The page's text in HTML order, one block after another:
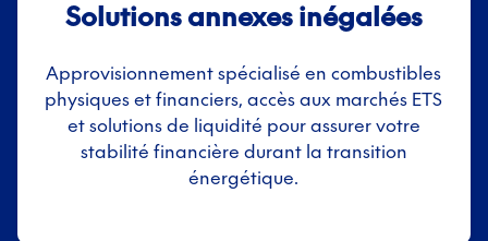
Solutions annexes inégalées
Approvisionnement spécialisé en combustibles
physiques et financiers, accès aux marchés ETS
et solutions de liquidité pour assurer votre
stabilité financière durant la transition
énergétique.